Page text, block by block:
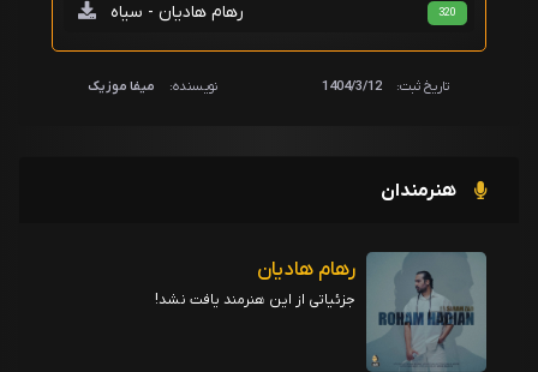
رهام هادیان - سیاه 320
تاریخ ثبت: 1404/3/12 نویسنده: میفا موزیک
هنرمندان
رهام هادیان
جزئیاتی از این هنرمند یافت نشد!